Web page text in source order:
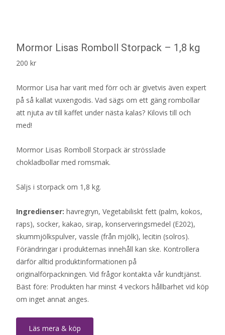
Mormor Lisas Romboll Storpack – 1,8 kg
200 kr
Mormor Lisa har varit med förr och är givetvis även expert
på så kallat vuxengodis. Vad sägs om ett gäng rombollar
att njuta av till kaffet under nästa kalas? Kilovis till och
med!
Mormor Lisas Romboll Storpack är strösslade
chokladbollar med romsmak.
Säljs i storpack om 1,8 kg.
Ingredienser: havregryn, Vegetabiliskt fett (palm, kokos,
raps), socker, kakao, sirap, konserveringsmedel (E202),
skummjölkspulver, vassle (från mjölk), lecitin (solros).
Förändringar i produkternas innehåll kan ske. Kontrollera
därför alltid produktinformationen på
originalförpackningen. Vid frågor kontakta vår kundtjänst.
Bäst före: Produkten har minst 4 veckors hållbarhet vid köp
om inget annat anges.
Läs mera & köp